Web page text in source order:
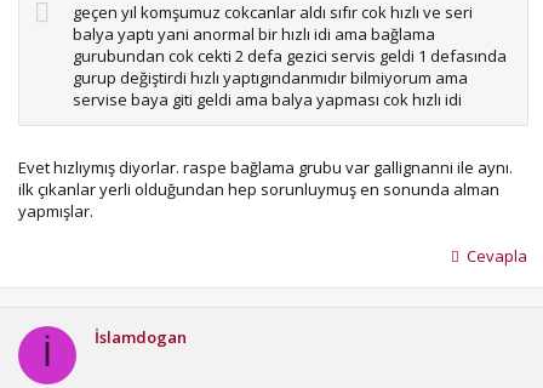
geçen yıl komşumuz cokcanlar aldı sıfır cok hızlı ve seri
balya yaptı yani anormal bir hızlı idi ama bağlama
gurubundan cok cekti 2 defa gezici servis geldi 1 defasında
gurup değiştirdi hızlı yaptıgındanmıdır bilmiyorum ama
servise baya giti geldi ama balya yapması cok hızlı idi
Evet hızlıymış diyorlar. raspe bağlama grubu var gallignanni ile aynı.
ilk çıkanlar yerli olduğundan hep sorunluymuş en sonunda alman
yapmışlar.
Cevapla
İ İslamdogan